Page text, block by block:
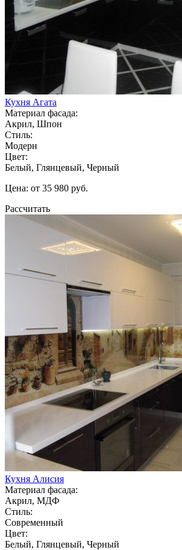
Кухня Агата
Материал фасада:
Акрил, Шпон
Стиль:
Модерн
Цвет:
Белый, Глянцевый, Черный
Цена: от 35 980 руб.
Рассчитать
Кухня Алисия
Материал фасада:
Акрил, МДФ
Стиль:
Современный
Цвет:
Белый, Глянцевый, Черный